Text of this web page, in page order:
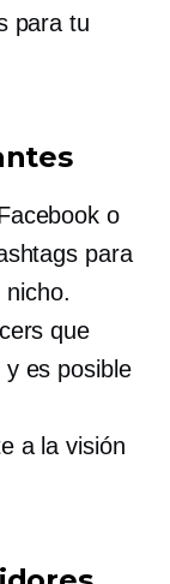
para tu
o
para
que
es posible
a la visión